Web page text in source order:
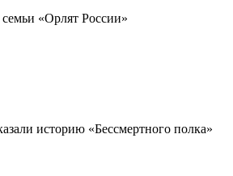
«Орлят России»
историю «Бессмертного полка»